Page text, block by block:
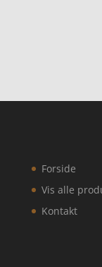
Forside
Vis alle
Kontakt